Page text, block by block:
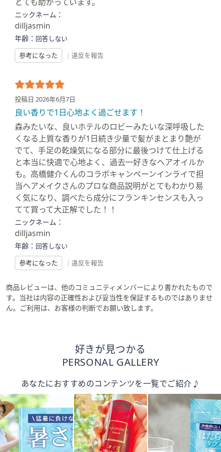
ニックネーム：
dilljasmin
年齢： 回答しない
参考になった
| 違反を報告
投稿日 2026年6月7日
良い香りで1日心地よく過ごせます！
森みたいな、良いホテルのロビーみたいな深呼吸した
くなる上質な香りが1日続き少量で髪がまとまり艶が
でて、手足の乾燥気になる部分に最後つけて仕上げる
と本当に快適で心地よく、過去一好きなヘアオイルか
も。高橋健介くんのコラボキャンペーンインライで担
当ヘアメイクさんのプロな商品説明がとてもわかり易
く気になり、調べたら成分にフランキンセンスも入っ
てて買って大正解でした！！
ニックネーム：
dilljasmin
年齢： 回答しない
参考になった
| 違反を報告
商品レビューは、他のコミュニティメンバーにより書かれたもので
す。当社は内容の正確性および妥当性を保証するものではありませ
ん。ご利用は、お客様の判断でお願い致します。
好きが見つかる
PERSONAL GALLERY
あなたにおすすめのコンテンツを一覧でご紹介♪